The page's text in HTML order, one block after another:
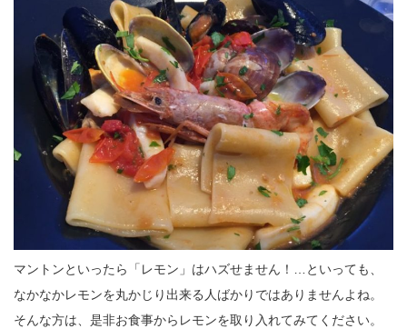
マントンといったら「レモン」はハズせません！…といっても、
なかなかレモンを丸かじり出来る人ばかりではありませんよね。
そんな方は、是非お食事からレモンを取り入れてみてください。